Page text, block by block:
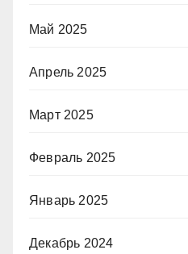
Май 2025
Апрель 2025
Март 2025
Февраль 2025
Январь 2025
Декабрь 2024